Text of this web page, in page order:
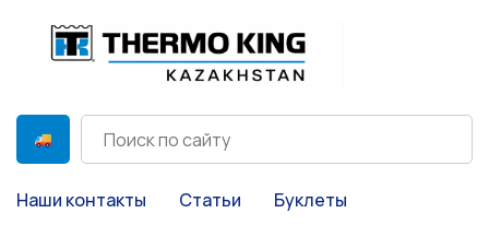
Наши контакты Статьи Буклеты